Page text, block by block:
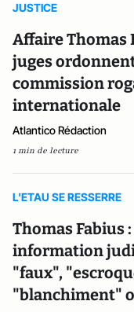
JUSTICE
Affaire Thomas
juges
commission
internationale
Atlantico Rédaction
1 min de lecture
L'ETAU SE RESSERRE
Thomas Fabius
information
"faux",
"blanchiment"